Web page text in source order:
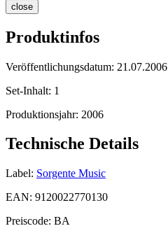
close
Produktinfos
Veröffentlichungsdatum: 21.07.2006
Set-Inhalt: 1
Produktionsjahr: 2006
Technische Details
Label: Sorgente Music
EAN: 9120022770130
Preiscode: BA